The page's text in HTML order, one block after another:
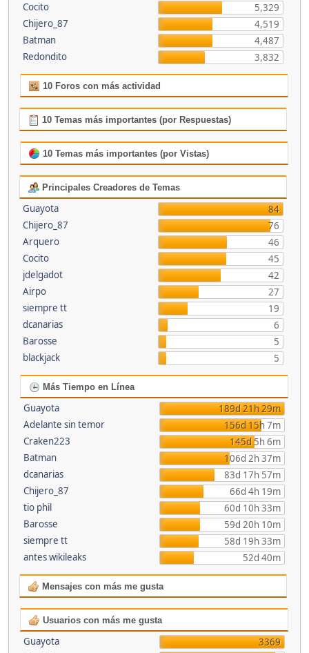
Cocito
5,329
Chijero_87
4,519
Batman
4,487
Redondito
3,832
10 Foros con más actividad
10 Temas más importantes (por Respuestas)
10 Temas más importantes (por Vistas)
Principales Creadores de Temas
Guayota
84
Chijero_87
76
Arquero
46
Cocito
45
jdelgadot
42
Airpo
27
siempre tt
19
dcanarias
6
Barosse
5
blackjack
5
Más Tiempo en Línea
Guayota
189d 21h 29m
Adelante sin temor
156d 15h 7m
Craken223
145d 5h 6m
Batman
106d 2h 37m
dcanarias
83d 17h 57m
Chijero_87
66d 4h 19m
tio phil
60d 10h 33m
Barosse
59d 20h 10m
siempre tt
58d 19h 33m
antes wikileaks
52d 40m
Mensajes con más me gusta
Usuarios con más me gusta
Guayota
3369